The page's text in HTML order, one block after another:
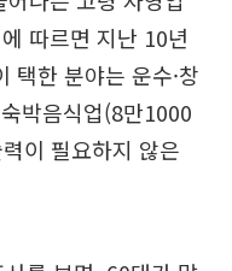
따르면 지난 10년
택한 분야는 운수·창
박음식업(8만1000
이 필요하지 않은